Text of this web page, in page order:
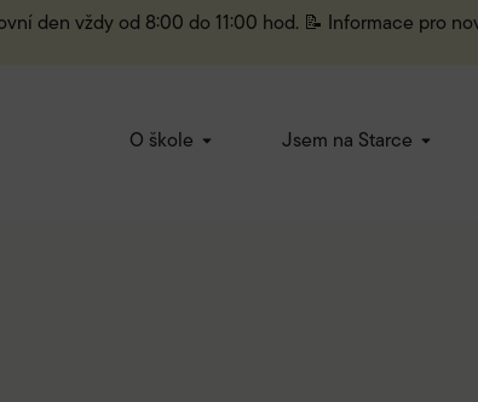
den vždy od 8:00 do 11:00 hod. 📝 Informace pro
O škole Jsem na Starce